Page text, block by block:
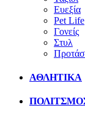
Ευεξία
Pet Life
Γονείς
Στυλ
ΑΘΛΗΤΙΚΑ